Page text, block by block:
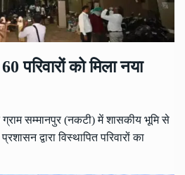
परिवारों को मिला नया
सम्मानपुर (नकटी) में शासकीय भूमि से
द्वारा विस्थापित परिवारों का